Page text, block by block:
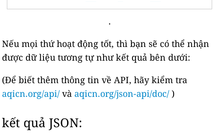
.
Nếu mọi thứ hoạt động tốt, thì bạn sẽ có thể nhận
được dữ liệu tương tự như kết quả bên dưới:
(Để biết thêm thông tin về API, hãy kiểm tra
aqicn.org/api/ và aqicn.org/json-api/doc/ )
kết quả JSON: